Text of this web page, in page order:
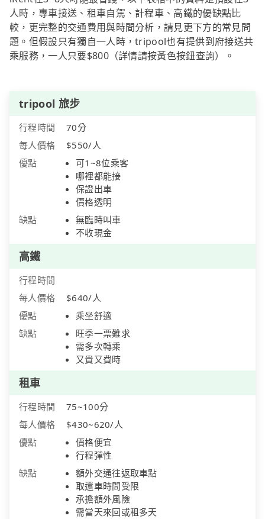
人時，專車接送、租車自駕、計程車、高鐵的優缺點比
較，更完整的交通費用與時間分析，請見更下方的常見問
題。但假設只有獨自一人時，tripool也有提供到府接送共
乘服務，一人只要$800（詳情請按黃色按鈕查詢）。
tripool 旅步
行程時間
70分
每人價格
$550/人
優點
可1~8位乘客
哪裡都能接
保證出車
價格透明
缺點
無臨時叫車
不收現金
高鐵
行程時間
每人價格
$640/人
優點
乘坐舒適
缺點
旺季一票難求
需多次轉乘
又貴又費時
租車
行程時間
75~100分
每人價格
$430~620/人
優點
價格便宜
行程彈性
缺點
額外交通往返取車點
取還車時間受限
承擔額外風險
需當天來回或租多天